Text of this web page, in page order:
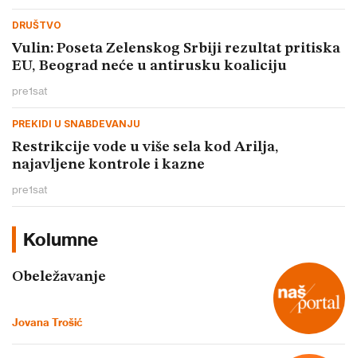
DRUŠTVO
Vulin: Poseta Zelenskog Srbiji rezultat pritiska
EU, Beograd neće u antirusku koaliciju
pre1sat
PREKIDI U SNABDEVANJU
Restrikcije vode u više sela kod Arilja,
najavljene kontrole i kazne
pre1sat
Kolumne
Obeležavanje
Jovana Trošić